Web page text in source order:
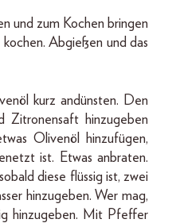
und zum Kochen bringen
Abgießen und das
kurz andünsten. Den
Zitronensaft hinzugeben
Olivenöl hinzufügen,
ist. Etwas anbraten.
diese flüssig ist, zwei
hinzugeben. Wer mag,
hinzugeben. Mit Pfeffer